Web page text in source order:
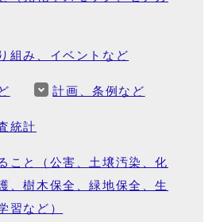
組み、イベントなど
計画、条例など
統計
こと（公害、土壌汚染、化
、樹木保全、緑地保全、生
習など）